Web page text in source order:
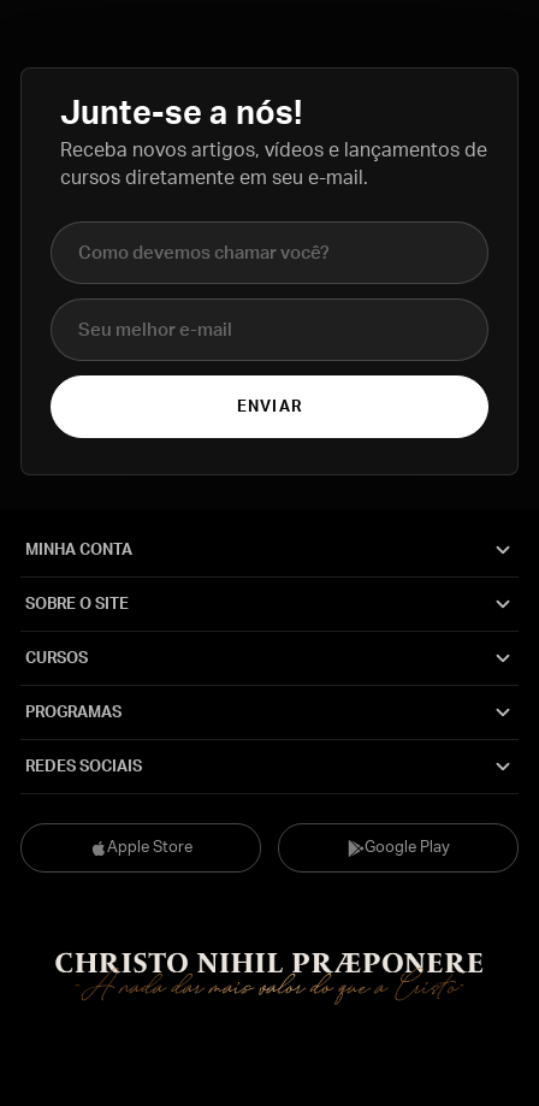
Junte-se a nós!
Receba novos artigos, vídeos e lançamentos de
cursos diretamente em seu e-mail.
Nome completo
E-mail
ENVIAR
Apple Store Google Play
MINHA CONTA
SOBRE O SITE
CURSOS
PROGRAMAS
REDES SOCIAIS